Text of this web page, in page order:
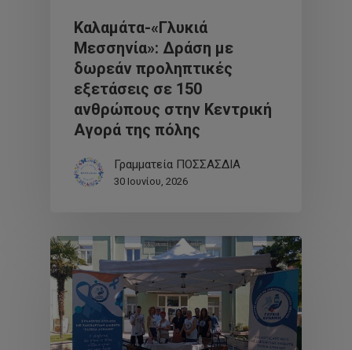
Καλαμάτα-«Γλυκιά
Μεσσηνία»: Δράση με
δωρεάν προληπτικές
εξετάσεις σε 150
ανθρώπους στην Κεντρική
Αγορά της πόλης
Γραμματεία ΠΟΣΣΑΣΔΙΑ
30 Ιουνίου, 2026